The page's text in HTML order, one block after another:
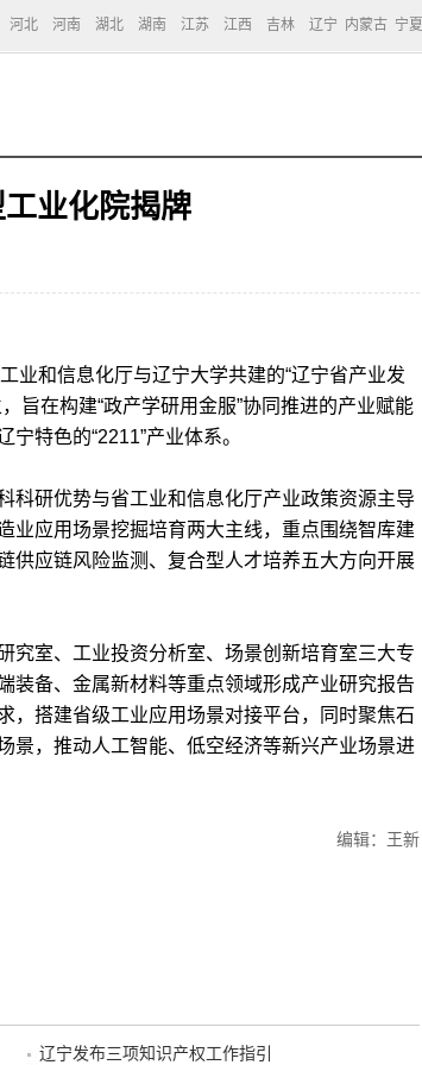
河北 河南 湖北 湖南 江苏 江西 吉林 辽宁 内蒙古 宁夏
业化院揭牌
和信息化厅与辽宁大学共建的“辽宁省产业发
旨在构建“政产学研用金服”协同推进的产业赋能
特色的“2211”产业体系。
研优势与省工业和信息化厅产业政策资源主导
业应用场景挖掘培育两大主线，重点围绕智库建
供应链风险监测、复合型人才培养五大方向开展
室、工业投资分析室、场景创新培育室三大专
装备、金属新材料等重点领域形成产业研究报告
，搭建省级工业应用场景对接平台，同时聚焦石
景，推动人工智能、低空经济等新兴产业场景进
编辑：王新
辽宁发布三项知识产权工作指引